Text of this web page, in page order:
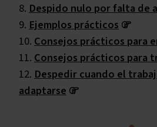
Despido nulo por falta de
Ejemplos prácticos
Consejos prácticos para
Consejos prácticos para
Despedir cuando el
adaptarse